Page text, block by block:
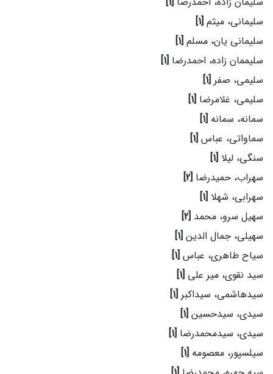
سلیمانی، میثم [1]
سلیمانی یان، مسلم [1]
سلیممان زاده، احمدرضا [1]
سلیمی، صفر [1]
سلیمی، غلامرضا [1]
سمانه، سمانه [1]
سماواتی، عباس [1]
سنگی، لیلا [1]
سهراب، حمیدرضا [2]
سهرابی، شهلا [1]
سهیل سرو، محمد [2]
سهیلی، جمال الدین [1]
سیاح طاهری، عباس [1]
سید نقوی، میر علی [1]
سیدهاشمی، سیداکبر [1]
سیدی، سیدحسین [1]
سیدی، سیدمحمدرضا [1]
سیلسپور، معصومه [1]